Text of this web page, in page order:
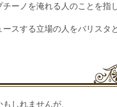
ーノを淹れる人のことを指
スする立場の人をバリスタ
しれませんが、